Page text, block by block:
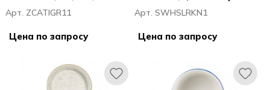
Арт. ZCATIGR11
Цена по запросу
Арт. SWHSLRKN1
Цена по запросу